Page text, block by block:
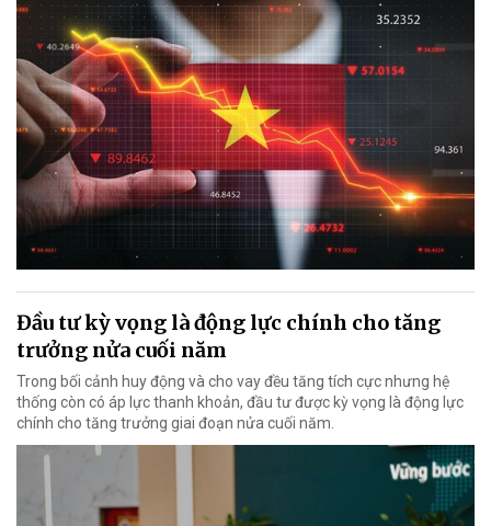
Đầu tư kỳ vọng là động lực chính cho tăng
trưởng nửa cuối năm
Trong bối cảnh huy động và cho vay đều tăng tích cực nhưng hệ
thống còn có áp lực thanh khoản, đầu tư được kỳ vọng là động lực
chính cho tăng trưởng giai đoạn nửa cuối năm.